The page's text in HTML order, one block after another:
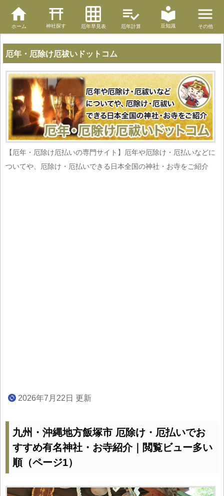
ホーム 神社探す 厄年早見表 厄年計算 豆知識 その他
厄年・厄除け厄祓いドットコム
【厄年・厄除け厄払いの専門サイト】厄年や厄除け・厄払いなどに
ついてや、厄除け・厄払いできる日本全国の神社・お寺をご紹介
2026年7月22日 更新
九州・沖縄地方飯塚市 厄除け・厄払いでお
すすめ有名神社・お寺紹介｜閲覧ビュー多い
順（ページ1）